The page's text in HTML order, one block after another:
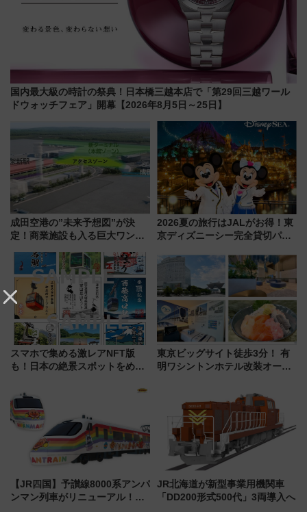
国内最大級の時計の祭典！日本橋三越本店で「第29回三越ワール
ドウォッチフェア」開幕【2026年8月5日～25日】
成田空港の”未来予想図”が決
定！商業施設も入る巨大ワンタ
で新型特急が品川･羽田とを結
ぶ！ JR空港駅は2面3線化！
2026夏の旅行はJALがお得！東
京ディズニーシー完全貸切パー
ーン始まる 条件は「夏の国内
線に2回搭乗」
スマホで集める激レアNFT版
も！日本の絶景スポットをめぐ
ん)」企画がスタート
東京ビッグサイト徒歩3分！ 有
明ワシントンホテル改装オープ
客室」や海鮮丼が人気の朝食ビ
ュッフェを現地レポ
【JR四国】予讃線8000系アンパ
ンマン列車がリニューアル！内
JR北海道が新型事業用機関車
「DD200形式500代」3両導入へ